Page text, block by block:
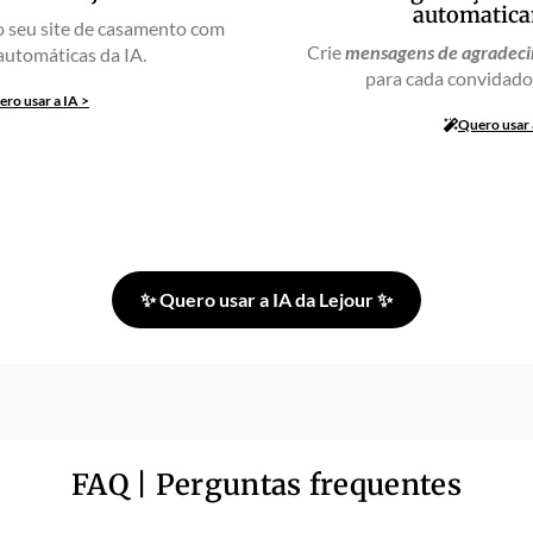
seu site de casamento com
da IA.
usar a IA >
Criemensagens de
para cada
Quero usar
✨​ Quero usar a IA da Lejour ✨​
FAQ | Perguntas frequentes